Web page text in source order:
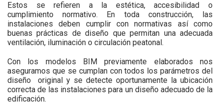
Estos se refieren a la estética, accesibilidad o
cumplimiento normativo. En toda construcción, las
instalaciones deben cumplir con normativas así como
buenas prácticas de diseño que permitan una adecuada
ventilación, iluminación o circulación peatonal.
Con los modelos BIM previamente elaborados nos
aseguramos que se cumplan con todos los parámetros del
diseño original y se detecte oportunamente la ubicación
correcta de las instalaciones para un diseño adecuado de la
edificación.